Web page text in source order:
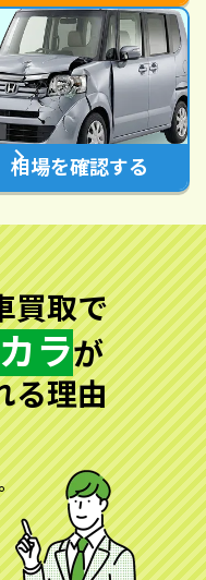
相場を確認する
買取で
ラが
る理由